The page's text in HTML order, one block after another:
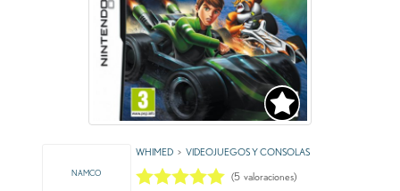
NAMCO
WHIMED VIDEOJUEGOS Y CONSOLAS
(5 valoraciones)